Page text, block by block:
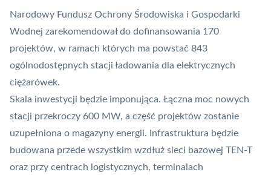
Narodowy Fundusz Ochrony Środowiska i Gospodarki
Wodnej zarekomendował do dofinansowania 170
projektów, w ramach których ma powstać 843
ogólnodostępnych stacji ładowania dla elektrycznych
ciężarówek.
Skala inwestycji będzie imponująca. Łączna moc nowych
stacji przekroczy 600 MW, a część projektów zostanie
uzupełniona o magazyny energii. Infrastruktura będzie
budowana przede wszystkim wzdłuż sieci bazowej TEN-T
oraz przy centrach logistycznych, terminalach